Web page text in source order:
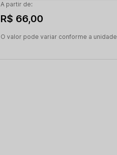
A partir de:
R$ 66,00
O valor pode variar conforme a unidade